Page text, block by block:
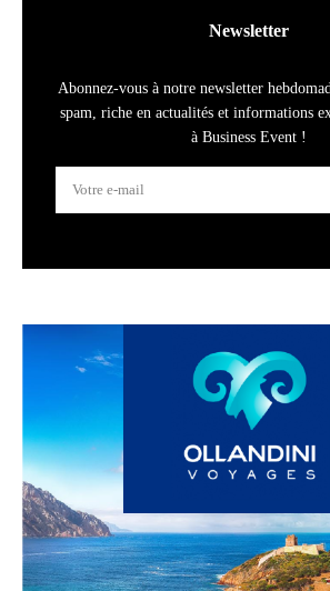
Newsletter
Abonnez-vous à notre newsletter
spam, riche en actualités et informations
à Business Event !